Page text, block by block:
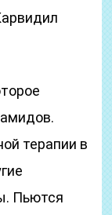
терапии в
Пьются